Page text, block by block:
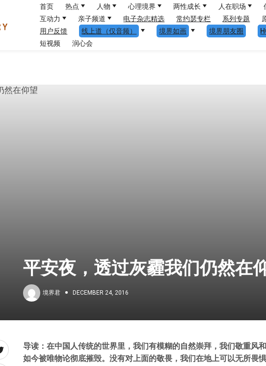
首页 热点 人物 心理境界 两性成长 人在职场
互动力
亲子频道 电子杂志精选 常约瑟专栏 系列专题
用户反馈
线上道（仅音频） 境界如画 境界朋友圈
短视频
润心会
平安夜，透过灰霾我们仍然在
境界君 DECEMBER 24, 2016
导读：在中国人传统的世界里，我们有模糊的自然崇拜，我们敬重风
如今被唯物论彻底摧毁。没有对上面的敬畏，我们在地上可以无所畏